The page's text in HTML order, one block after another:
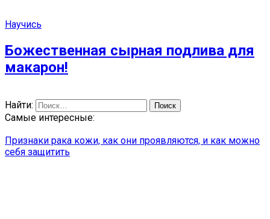
Научись
Божественная сырная подлива для
макарон!
Найти:
Самые интересные:
Признаки рака кожи, как они проявляются, и как можно
себя защитить